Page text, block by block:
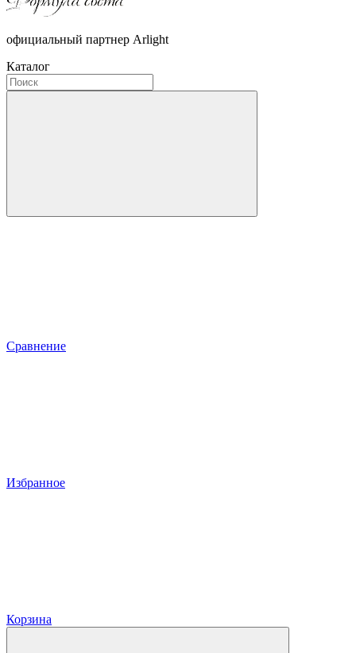
официальный партнер Arlight
Каталог
Сравнение
Избранное
Корзина